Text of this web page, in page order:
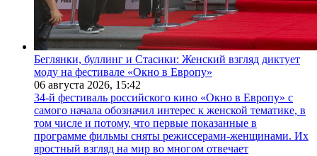
Беглянки, буллинг и Стасики: Женский взгляд диктует
моду на фестивале «Окно в Европу»
06 августа 2026, 15:42
34-й фестиваль российского кино «Окно в Европу» с
самого начала обозначил интерес к женской тематике, в
том числе и потому, что первые показанные в
программе фильмы сняты режиссерами-женщинами. Их
яростный взгляд на мир во многом отвечает